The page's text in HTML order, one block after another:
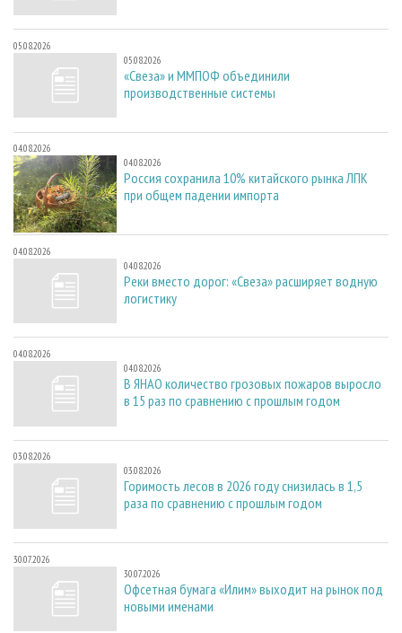
05.08.2026
05.08.2026
«Свеза» и ММПОФ объединили
производственные системы
04.08.2026
04.08.2026
Россия сохранила 10% китайского рынка ЛПК
при общем падении импорта
04.08.2026
04.08.2026
Реки вместо дорог: «Свеза» расширяет водную
логистику
04.08.2026
04.08.2026
В ЯНАО количество грозовых пожаров выросло
в 15 раз по сравнению с прошлым годом
03.08.2026
03.08.2026
Горимость лесов в 2026 году снизилась в 1,5
раза по сравнению с прошлым годом
30.07.2026
30.07.2026
Офсетная бумага «Илим» выходит на рынок под
новыми именами